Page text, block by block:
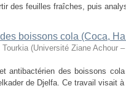
des feuilles fraîches, puis
boissons cola (Coca,
(Université Ziane Achour
antibactérien des boissons
de Djelfa. Ce travail visait